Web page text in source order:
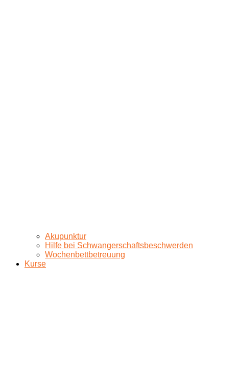
Akupunktur
Hilfe bei Schwangerschaftsbeschwerden
Wochenbettbetreuung
Kurse